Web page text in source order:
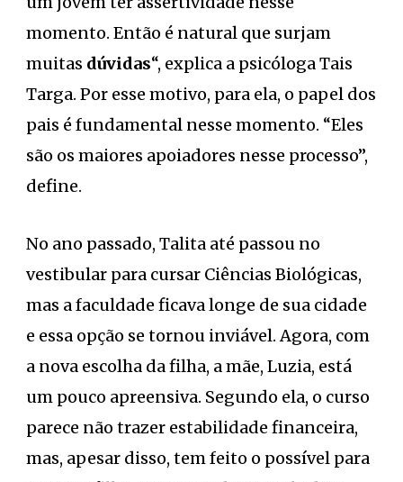
momento. Então é natural que surjam
muitas dúvidas“, explica a psicóloga Tais
Targa. Por esse motivo, para ela, o papel dos
pais é fundamental nesse momento. “Eles
são os maiores apoiadores nesse processo”,
define.
No ano passado, Talita até passou no
vestibular para cursar Ciências Biológicas,
mas a faculdade ficava longe de sua cidade
e essa opção se tornou inviável. Agora, com
a nova escolha da filha, a mãe, Luzia, está
um pouco apreensiva. Segundo ela, o curso
parece não trazer estabilidade financeira,
mas, apesar disso, tem feito o possível para